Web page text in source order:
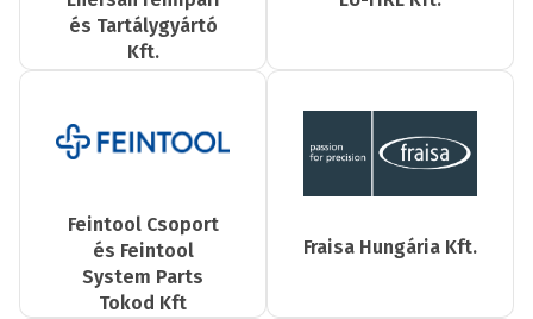
és Tartálygyártó
Kft.
Feintool Csoport
és Feintool
System Parts
Tokod Kft
Fraisa Hungária Kft.